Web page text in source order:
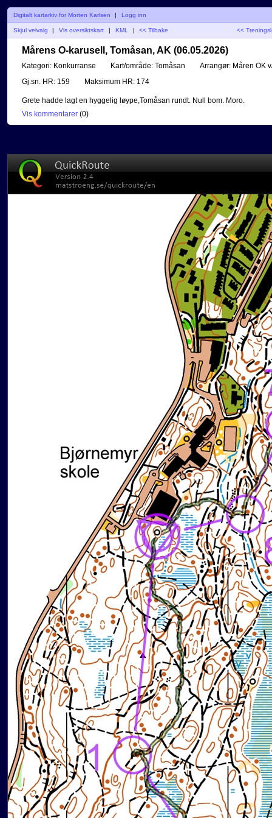
Digitalt kartarkiv for Morten Karlsen | Logg inn
Skjul veivalg Vis oversiktskart KML << Tilbake <<
Mårens O-karusell, Tomåsan, AK (06.05.2026)
Kategori: Konkurranse Kart/område: Tomåsan Arrangør: Måren OK
Gj.sn. HR: 159 Maksimum HR: 174
Grete hadde lagt en hyggelig løype,Tomåsan rundt. Null bom. Moro.
Vis kommentarer (0)